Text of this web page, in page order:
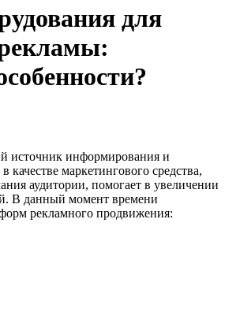
для
источник информирования и
маркетингового средства,
аудитории, помогает в увеличении
В данный момент времени
рекламного продвижения: